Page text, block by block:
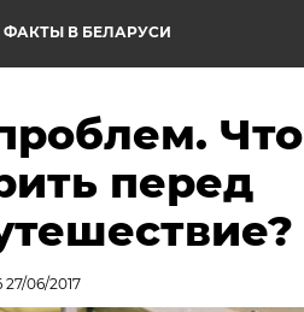
В БЕЛАРУСИ
Что
перед
06/2017